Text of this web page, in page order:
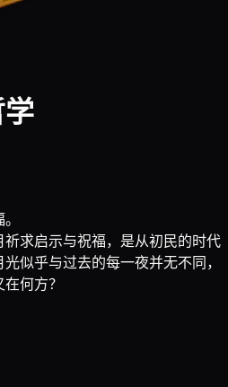
学
求启示与祝福，是从初民的时代
似乎与过去的每一夜并无不同，
何方？